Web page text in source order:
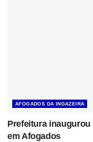
AFOGADOS DA INGAZEIRA
Prefeitura
em Afogados